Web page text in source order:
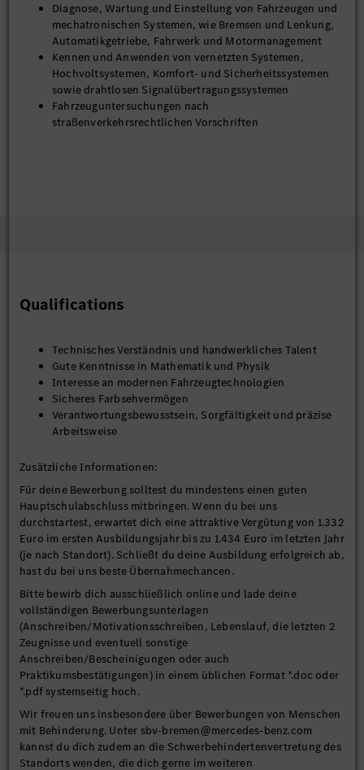
Diagnose, Wartung und Einstellung von Fahrzeugen und
mechatronischen Systemen, wie Bremsen und Lenkung,
Automatikgetriebe, Fahrwerk und Motormanagement
Kennen und Anwenden von vernetzten Systemen,
Hochvoltsystemen, Komfort- und Sicherheitssystemen
sowie drahtlosen Signalübertragungssystemen
Fahrzeuguntersuchungen nach
straßenverkehrsrechtlichen Vorschriften
Qualifications
Technisches Verständnis und handwerkliches Talent
Gute Kenntnisse in Mathematik und Physik
Interesse an modernen Fahrzeugtechnologien
Sicheres Farbsehvermögen
Verantwortungsbewusstsein, Sorgfältigkeit und präzise
Arbeitsweise
Zusätzliche Informationen:
Für deine Bewerbung solltest du mindestens einen guten
Hauptschulabschluss mitbringen. Wenn du bei uns
durchstartest, erwartet dich eine attraktive Vergütung von 1.332
Euro im ersten Ausbildungsjahr bis zu 1.434 Euro im letzten Jahr
(je nach Standort). Schließt du deine Ausbildung erfolgreich ab,
hast du bei uns beste Übernahmechancen.
Bitte bewirb dich ausschließlich online und lade deine
vollständigen Bewerbungsunterlagen
(Anschreiben/Motivationsschreiben, Lebenslauf, die letzten 2
Zeugnisse und eventuell sonstige
Anschreiben/Bescheinigungen oder auch
Praktikumsbestätigungen) in einem üblichen Format *.doc oder
*.pdf systemseitig hoch.
Wir freuen uns insbesondere über Bewerbungen von Menschen
mit Behinderung. Unter sbv-bremen@mercedes-benz.com
kannst du dich zudem an die Schwerbehindertenvertretung des
Standorts wenden, die dich gerne im weiteren